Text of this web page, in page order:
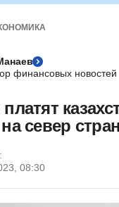
финансовых новостей
север
08:30